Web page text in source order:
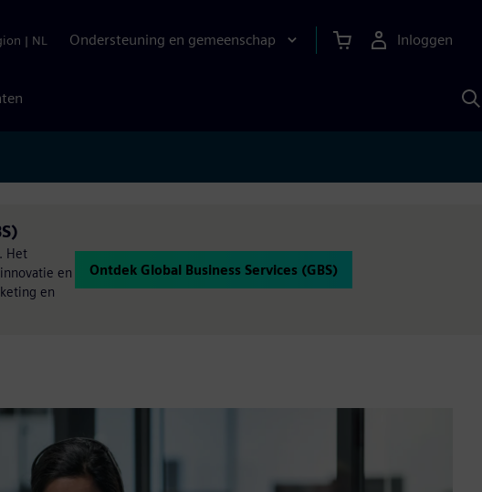
| NL Ondersteuning en gemeenschap Inloggen
Het
en
en
Ontdek Global Business Services (GBS)